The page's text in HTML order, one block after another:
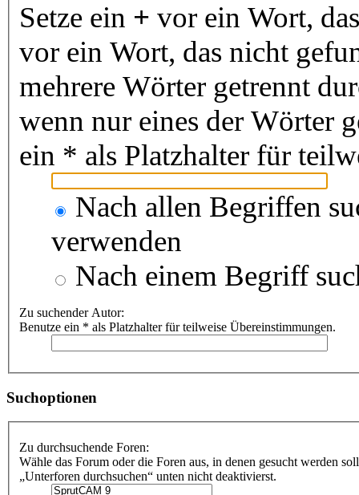
Setze ein + vor ein Wort,
vor ein Wort, das nicht
mehrere Wörter getrennt
wenn nur eines der Wörter
ein * als Platzhalter für
Nach allen Begriffen
verwenden
Nach einem Begriff
Zu suchender Autor:
Benutze ein * als Platzhalter für teilweise Übereinstimmungen.
Suchoptionen
Zu durchsuchende Foren:
Wähle das Forum oder die Foren aus, in denen gesucht werden
„Unterforen durchsuchen“ unten nicht deaktivierst.